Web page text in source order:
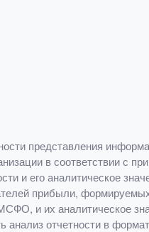
представления
в соответствии с
и его аналитическое
прибыли,
и их аналитическое
анализ отчетности в